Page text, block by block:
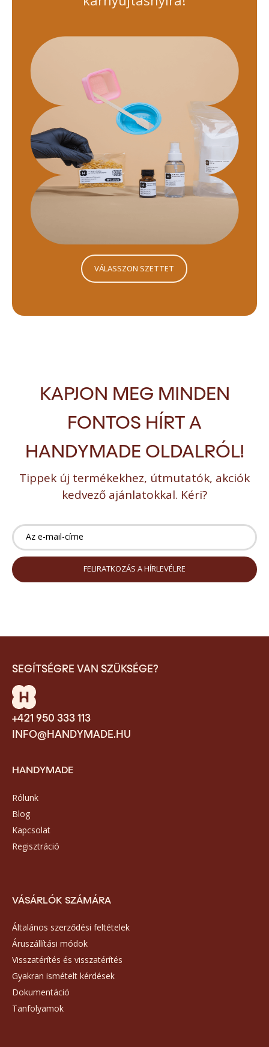
VÁLASSZON SZETTET
KAPJON MEG MINDEN
FONTOS HÍRT A
HANDYMADE OLDALRÓL!
Tippek új termékekhez, útmutatók, akciók
kedvező ajánlatokkal. Kéri?
SEGÍTSÉGRE VAN SZÜKSÉGE?
+421 950 333 113
INFO@HANDYMADE.HU
HANDYMADE
Rólunk
Blog
Kapcsolat
Regisztráció
VÁSÁRLÓK SZÁMÁRA
Általános szerződési feltételek
Áruszállítási módok
Visszatérítés és visszatérítés
Gyakran ismételt kérdések
Dokumentáció
Tanfolyamok